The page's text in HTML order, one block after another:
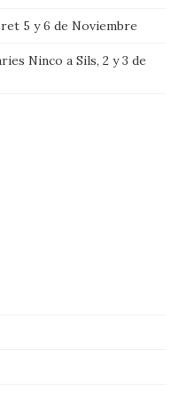
5 y 6 de Noviembre
Ninco a Sils, 2 y 3 de